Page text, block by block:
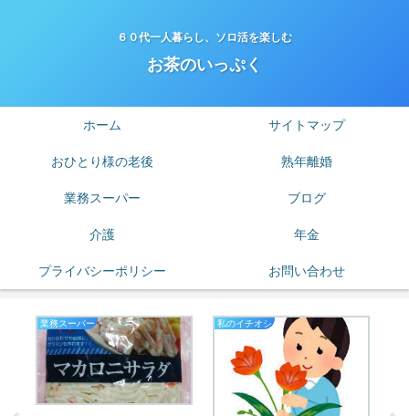
６０代一人暮らし、ソロ活を楽しむ
お茶のいっぷく
ホーム サイトマップ
おひとり様の老後 熟年離婚
業務スーパー ブログ
介護 年金
プライバシーポリシー お問い合わせ
業務スーパー 私のイチオシ